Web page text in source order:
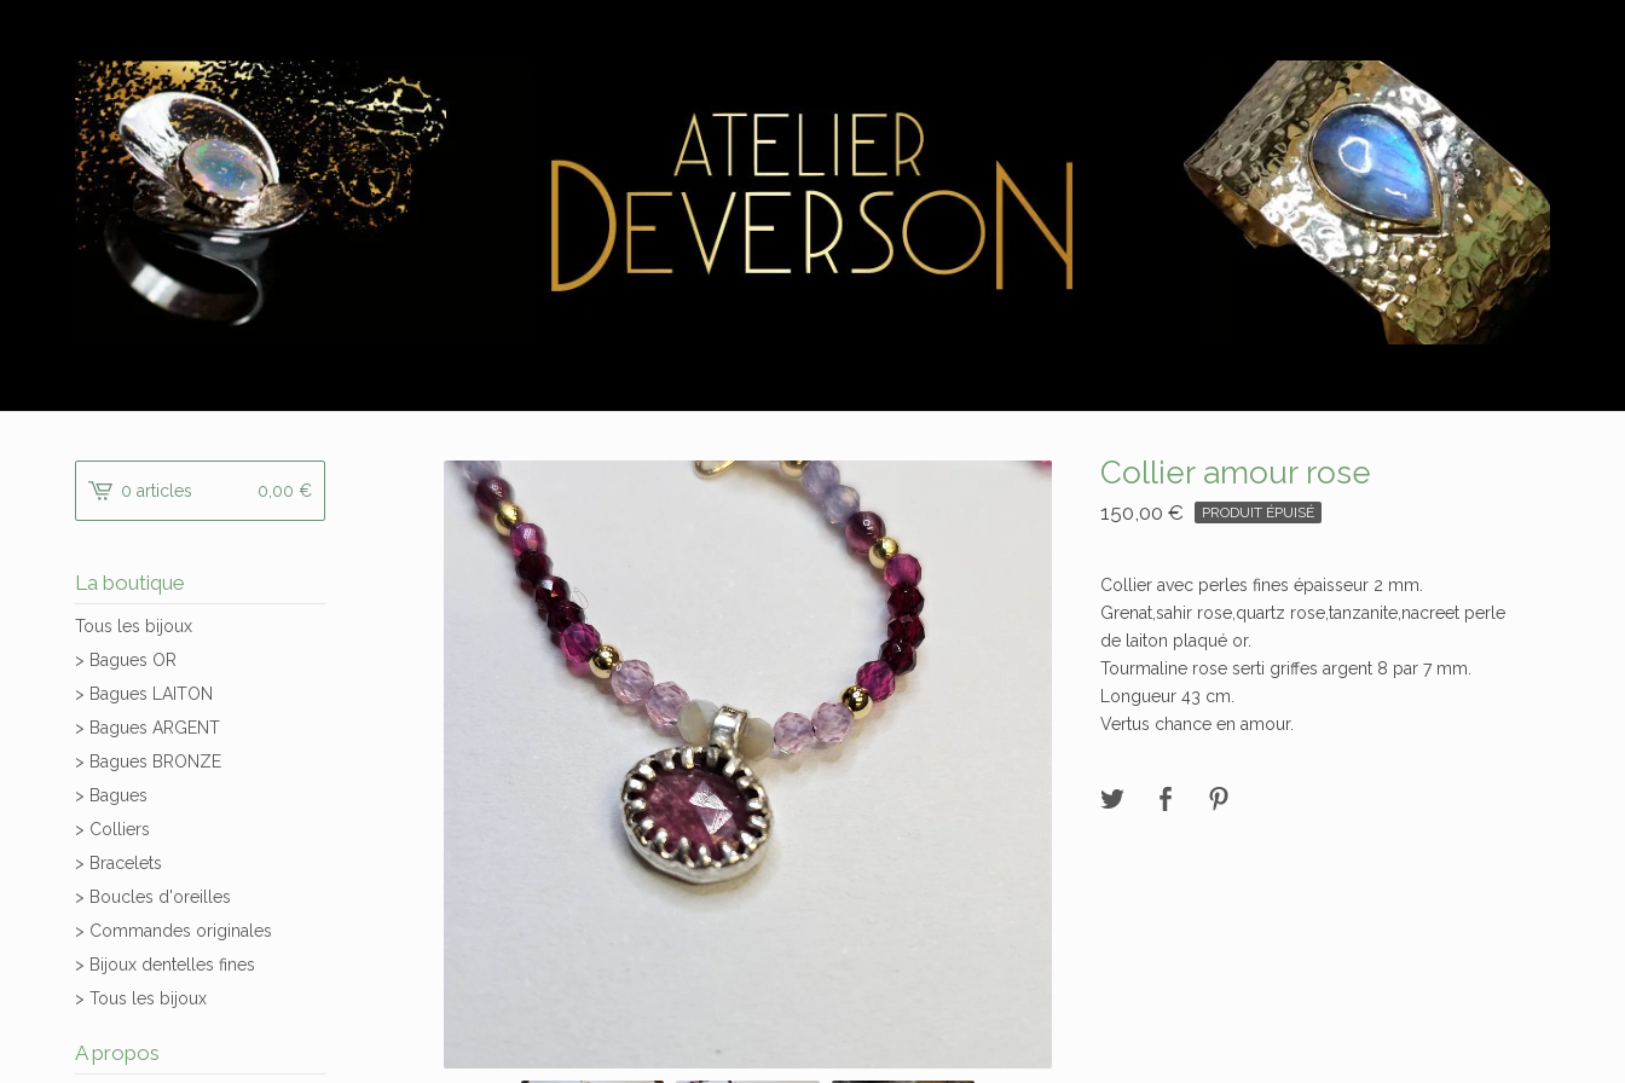
Collier amour rose
150,00€ PRODUIT ÉPUISÉ
Collier avec perles fines épaisseur 2 mm.
Grenat,sahir rose,quartz rose,tanzanite,nacreet perle
de laiton plaqué or.
Tourmaline rose serti griffes argent 8 par 7 mm.
Longueur 43 cm.
Vertus chance en amour.
0 articles 0,00€
La boutique
Tous les bijoux
> Bagues OR
> Bagues LAITON
> Bagues ARGENT
> Bagues BRONZE
> Bagues
> Colliers
> Bracelets
> Boucles d'oreilles
> Commandes originales
> Bijoux dentelles fines
> Tous les bijoux
A propos